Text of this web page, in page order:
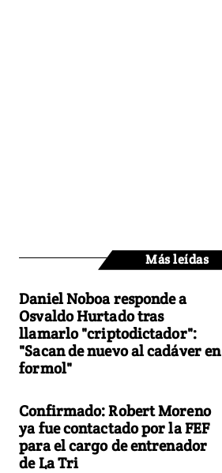
Más leídas
Daniel Noboa responde a
Osvaldo Hurtado tras
llamarlo "criptodictador":
"Sacan de nuevo al cadáver en
formol"
Confirmado: Robert Moreno
ya fue contactado por la FEF
para el cargo de entrenador
de La Tri